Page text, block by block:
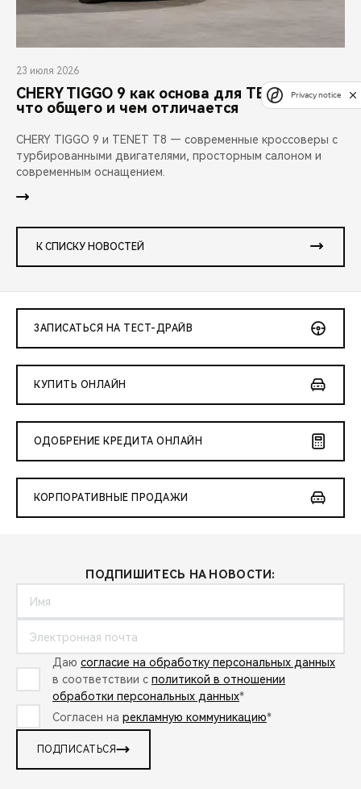
23 июля 2026
CHERY TIGGO 9 как основа для TENET T8:
что общего и чем отличается
CHERY TIGGO 9 и TENET T8 — современные кроссоверы с
турбированными двигателями, просторным салоном и
современным оснащением.
К СПИСКУ НОВОСТЕЙ
ЗАПИСАТЬСЯ НА ТЕСТ-ДРАЙВ
КУПИТЬ ОНЛАЙН
ОДОБРЕНИЕ КРЕДИТА ОНЛАЙН
КОРПОРАТИВНЫЕ ПРОДАЖИ
ПОДПИШИТЕСЬ НА НОВОСТИ:
Даю согласие на обработку персональных данных
в соответствии с политикой в отношении
обработки персональных данных*
Согласен на рекламную коммуникацию*
ПОДПИСАТЬСЯ
Privacy notice